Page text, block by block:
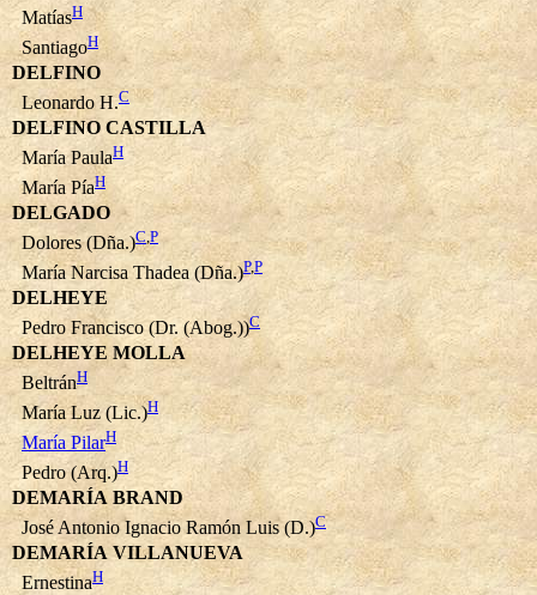
MatíasH
SantiagoH
DELFINO
Leonardo H.C
DELFINO CASTILLA
María PaulaH
María PíaH
DELGADO
Dolores (Dña.)C P
María Narcisa Thadea (Dña.)P,P
DELHEYE
Pedro Francisco (Dr. (Abog.))C
DELHEYE MOLLA
BeltránH
María Luz (Lic.)H
María PilarH
Pedro (Arq.)H
DEMARÍA BRAND
José Antonio Ignacio Ramón Luis (D.)C
DEMARÍA VILLANUEVA
ErnestinaH